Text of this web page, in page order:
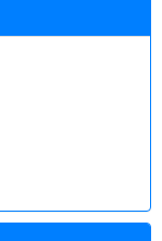
BIỂN như thế